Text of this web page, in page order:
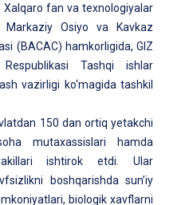
fan va texnologiyalar
Osiyo va Kavkaz
(BACAC) hamkorligida, GIZ
Tashqi ishlar
vazirligi ko‘magida tashkil
150 dan ortiq yetakchi
mutaxassislari hamda
ishtirok etdi. Ular
boshqarishda sun’iy
biologik xavflarni